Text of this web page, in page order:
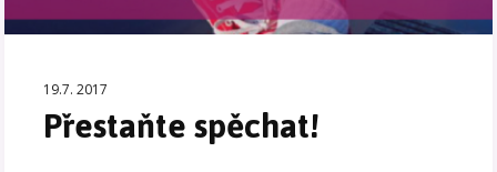
19.7. 2017
Přestaňte spěchat!